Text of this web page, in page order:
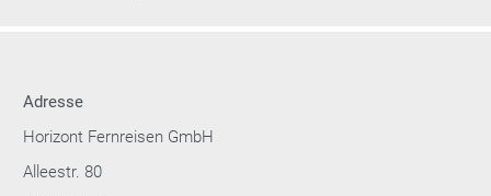
Adresse
Horizont Fernreisen GmbH
Alleestr. 80